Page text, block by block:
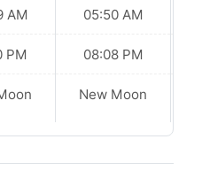
AM
PM
05:50 AM
08:08 PM
New Moon